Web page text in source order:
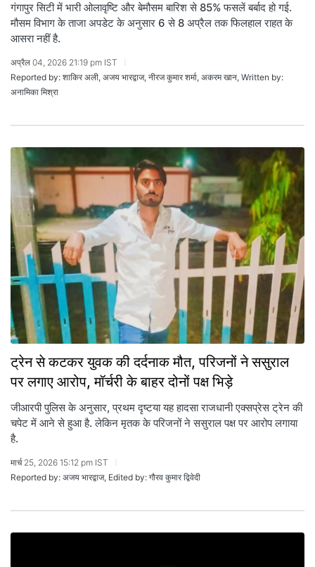
गंगापुर सिटी में भारी ओलावृष्टि और बेमौसम बारिश से 85% फसलें बर्बाद हो गई.
मौसम विभाग के ताजा अपडेट के अनुसार 6 से 8 अप्रैल तक फिलहाल राहत के
आसरा नहीं है.
अप्रैल 04, 2026 21:19 pm IST
Reported by: शाकिर अली, अजय भारद्वाज, नीरज कुमार शर्मा, अकरम खान, Written by:
अनामिका मिश्रा
ट्रेन से कटकर युवक की दर्दनाक मौत, परिजनों ने ससुराल
पर लगाए आरोप, मॉर्चरी के बाहर दोनों पक्ष भिड़े
जीआरपी पुलिस के अनुसार, प्रथम दृष्टया यह हादसा राजधानी एक्सप्रेस ट्रेन की
चपेट में आने से हुआ है. लेकिन मृतक के परिजनों ने ससुराल पक्ष पर आरोप लगाया
है.
मार्च 25, 2026 15:12 pm IST
Reported by: अजय भारद्वाज, Edited by: गौरव कुमार द्विवेदी